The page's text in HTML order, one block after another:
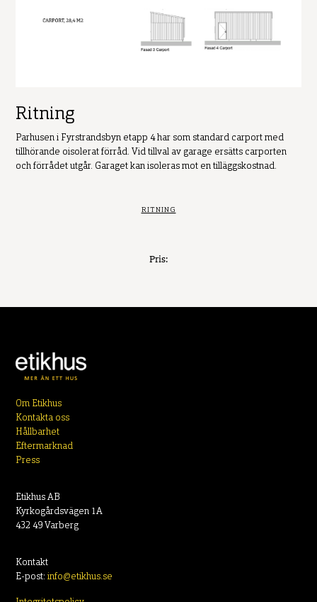
Ritning
Parhusen i Fyrstrandsbyn etapp 4 har som standard carport med
tillhörande oisolerat förråd. Vid tillval av garage ersätts carporten
och förrådet utgår. Garaget kan isoleras mot en tilläggskostnad.
RITNING
Pris:
Om Etikhus
Kontakta oss
Hållbarhet
Eftermarknad
Press
Etikhus AB
Kyrkogårdsvägen 1A
432 49 Varberg
Kontakt
E-post:info@etikhus.se